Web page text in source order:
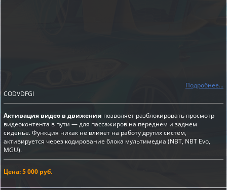
Подробнее...
CODVDFGI
Активация видео в движении позволяет разблокировать просмотр
видеоконтента в пути — для пассажиров на переднем и заднем
сиденье. Функция никак не влияет на работу других систем,
активируется через кодирование блока мультимедиа (NBT, NBT Evo,
MGU).
Цена: 5 000 руб.